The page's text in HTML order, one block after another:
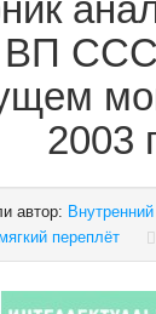
ВП
2003
автор:
переплёт